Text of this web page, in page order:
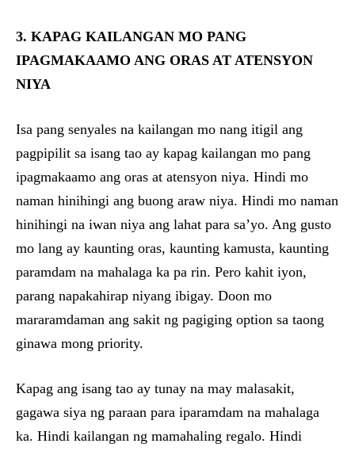
3. KAPAG KAILANGAN MO PANG
IPAGMAKAAMO ANG ORAS AT ATENSYON
NIYA
Isa pang senyales na kailangan mo nang itigil ang
pagpipilit sa isang tao ay kapag kailangan mo pang
ipagmakaamo ang oras at atensyon niya. Hindi mo
naman hinihingi ang buong araw niya. Hindi mo naman
hinihingi na iwan niya ang lahat para sa’yo. Ang gusto
mo lang ay kaunting oras, kaunting kamusta, kaunting
paramdam na mahalaga ka pa rin. Pero kahit iyon,
parang napakahirap niyang ibigay. Doon mo
mararamdaman ang sakit ng pagiging option sa taong
ginawa mong priority.
Kapag ang isang tao ay tunay na may malasakit,
gagawa siya ng paraan para iparamdam na mahalaga
ka. Hindi kailangan ng mamahaling regalo. Hindi